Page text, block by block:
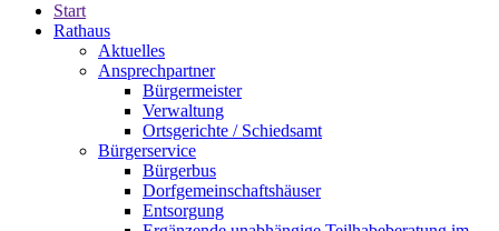
Start
Rathaus
Aktuelles
Ansprechpartner
Bürgermeister
Verwaltung
Ortsgerichte / Schiedsamt
Bürgerservice
Bürgerbus
Dorfgemeinschaftshäuser
Entsorgung